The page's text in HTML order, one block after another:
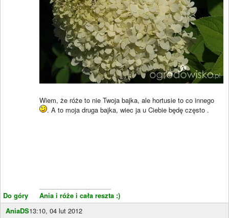
Do góry
Wiem, że róże to nie Twoja bajka, ale hortusie to co innego
. A to moja druga bajka, wiec ja u Ciebie będę często .
Ania i róże i cała reszta :)
AniaDS13:10, 04 lut 2012